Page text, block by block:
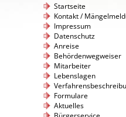
Startseite
Kontakt /
Impressum
Datenschutz
Anreise
Behördenwegweiser
Mitarbeiter
Lebenslagen
Formulare
Aktuelles